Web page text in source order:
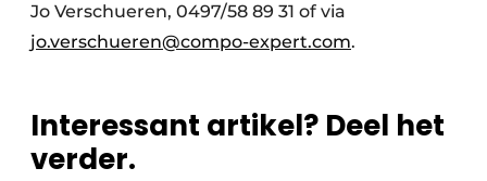
Jo Verschueren, 0497/58 89 31 of via
jo.verschueren@compo-expert.com.
Interessant artikel? Deel het
verder.